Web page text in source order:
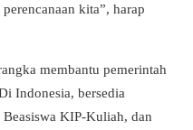
kita”, harap
membantu pemerintah
Indonesia, bersedia
KIP-Kuliah, dan